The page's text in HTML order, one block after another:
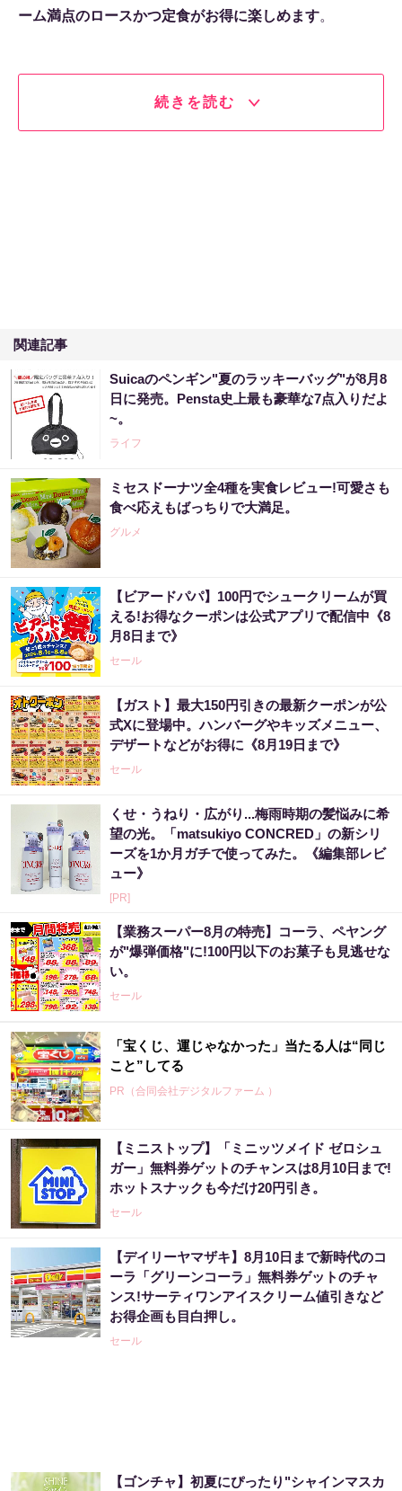
ーム満点のロースかつ定食がお得に楽しめます。
続きを読む
関連記事
Suicaのペンギン"夏のラッキーバッグ"が8月8
日に発売。Pensta史上最も豪華な7点入りだよ
~。
ライフ
ミセスドーナツ全4種を実食レビュー!可愛さも
食べ応えもばっちりで大満足。
グルメ
【ビアードパパ】100円でシュークリームが買
える!お得なクーポンは公式アプリで配信中《8
月8日まで》
セール
【ガスト】最大150円引きの最新クーポンが公
式Xに登場中。ハンバーグやキッズメニュー、
デザートなどがお得に《8月19日まで》
セール
くせ・うねり・広がり...梅雨時期の髪悩みに希
望の光。「matsukiyo CONCRED」の新シリ
ーズを1か月ガチで使ってみた。《編集部レビ
ュー》
[PR]
【業務スーパー8月の特売】コーラ、ペヤング
が"爆弾価格"に!100円以下のお菓子も見逃せな
い。
セール
「宝くじ、運じゃなかった」当たる人は“同じ
こと”してる
PR（合同会社デジタルファーム ）
【高額当選】簡単に宝くじを当てた女性が暴
露した占い
PR（合同会社デジタルファーム ）
「どうせ当たらない」と思ってた私が本当に
当選した“買い方”がこれ
PR（合同会社デジタルファーム ）
宝くじ当たる人だけがやっていること、教え
【ミニストップ】「ミニッツメイド ゼロシュ
ガー」無料券ゲットのチャンスは8月10日まで!
ホットスナックも今だけ20円引き。
セール
【デイリーヤマザキ】8月10日まで新時代のコ
ーラ「グリーンコーラ」無料券ゲットのチャ
ンス!サーティワンアイスクリーム値引きなど
お得企画も目白押し。
セール
【ゴンチャ】初夏にぴったり"シャインマスカ